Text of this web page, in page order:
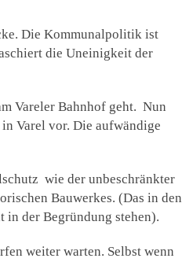
Die Kommunalpolitik ist
die Uneinigkeit der
Vareler Bahnhof geht. Nun
Varel vor. Die aufwändige
wie der unbeschränkter
Bauwerkes. (Das in den
der Begründung stehen).
weiter warten. Selbst wenn